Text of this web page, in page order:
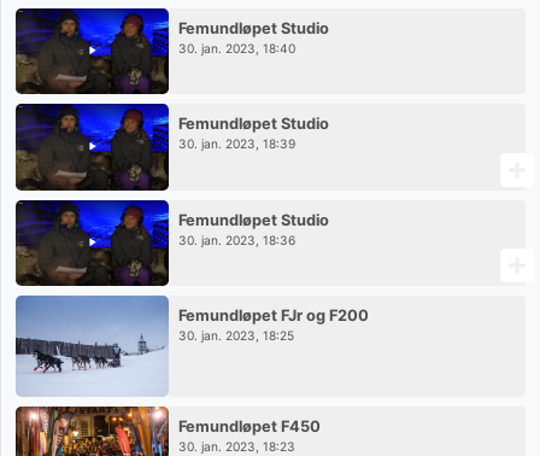
Femundløpet Studio
30. jan. 2023, 18:40
Femundløpet Studio
30. jan. 2023, 18:39
Femundløpet Studio
30. jan. 2023, 18:36
Femundløpet FJr og F200
30. jan. 2023, 18:25
Femundløpet F450
30. jan. 2023, 18:23